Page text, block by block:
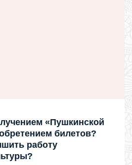
«Пушкинской
билетов?
работу